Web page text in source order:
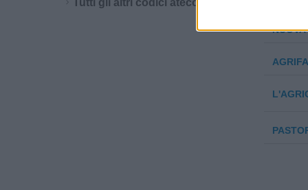
Tutti gli altri codici ateco